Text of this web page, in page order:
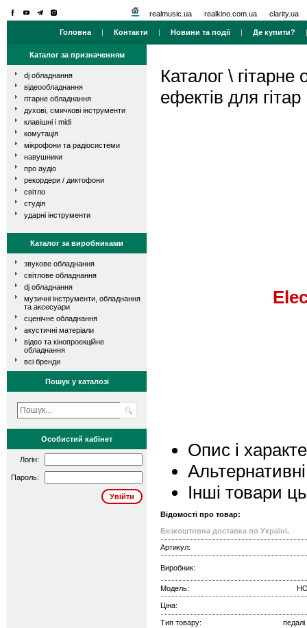
realmusic.ua realkino.com.ua clarity.ua
Головна | Контакти | Новини та події| Де купити?
Каталог за призначенням
dj обладнання
відеообладнання
гітарне обладнання
духові, смичкові інструменти
клавішні і midi
комутація
мікрофони та радіосистеми
навушники
про аудіо
рекордери / диктофони
світло
студія
ударні інструменти
Каталог за виробниками
звукове обладнання
світлове обладнання
dj обладнання
музичні інструменти, обладнання
та аксесуари
сценічне обладнання
акустичні матеріали
відео та кінопроекційне
обладнання
всі бренди
Пошук у каталозі
Особистий кабінет
Логін:
Пароль:
Каталог \ гітарне
ефектів для гітар
Опис і
Інші товари
Відомості про товар:
Безкоштовна доставка по Україні.
Артикул:
Виробник:
Модель:
Ціна:
Тип товару:
педалі